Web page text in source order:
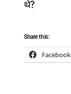
थे?
Share this:
Facebook